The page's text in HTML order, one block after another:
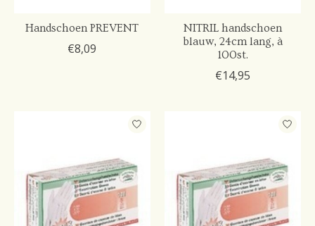
Handschoen PREVENT
€8,09
NITRIL handschoen
blauw, 24cm lang, à
100st.
€14,95